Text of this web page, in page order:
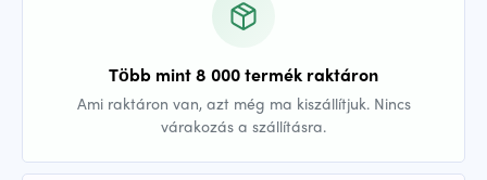
Több mint 8 000 termék raktáron
Ami raktáron van, azt még ma kiszállítjuk. Nincs
várakozás a szállításra.